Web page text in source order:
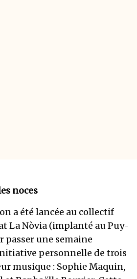
noces
a été lancée au collectif
La Nòvia (implanté au Puy-
passer une semaine
personnelle de trois
musique : Sophie Maquin,